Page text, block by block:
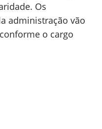
Os
administração vão
o cargo